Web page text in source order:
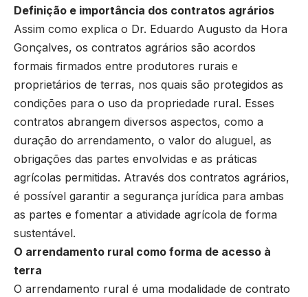
Definição e importância dos contratos agrários
Assim como explica o Dr. Eduardo Augusto da Hora
Gonçalves, os contratos agrários são acordos
formais firmados entre produtores rurais e
proprietários de terras, nos quais são protegidos as
condições para o uso da propriedade rural. Esses
contratos abrangem diversos aspectos, como a
duração do arrendamento, o valor do aluguel, as
obrigações das partes envolvidas e as práticas
agrícolas permitidas. Através dos contratos agrários,
é possível garantir a segurança jurídica para ambas
as partes e fomentar a atividade agrícola de forma
sustentável.
O arrendamento rural como forma de acesso à
terra
O arrendamento rural é uma modalidade de contrato